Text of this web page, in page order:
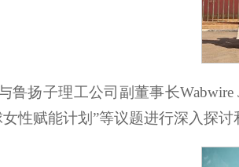
鲁扬子理工公司副董事长
性赋能计划”等议题进行深入探讨